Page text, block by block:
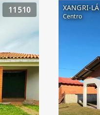
11510 XANGRI-LÁ
Centro